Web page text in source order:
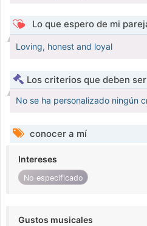
Lo que espero de mi
Loving, honest and loyal
Los criterios que deben
No se ha personalizado ningún
conocer a mí
Intereses
No especificado
Gustos musicales